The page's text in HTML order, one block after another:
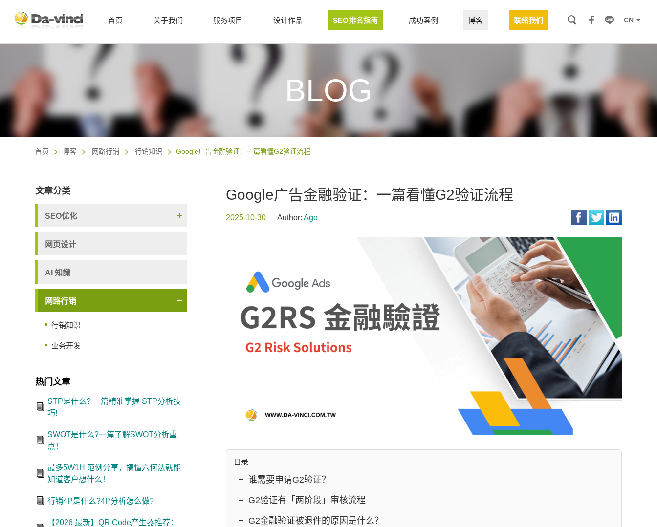
CN
首页 关于我们 服务项目 设计作品 SEO排名指南 成功案例 博客 联络我们
BLOG
首页 博客 网路行销 行销知识 Google广告金融验证：一篇看懂G2验证流程
Google广告金融验证：一篇看懂G2验证流程
2025-10-30 Author: Ago
目录
谁需要申请G2验证？
G2验证有「两阶段」审核流程
G2金融验证被退件的原因是什么？
文章分类
SEO优化
网页设计
AI 知識
网路行销
行销知识
业务开发
热门文章
STP是什么? 一篇精准掌握 STP分析技
巧!
SWOT是什么?一篇了解SWOT分析重
点！
最多5W1H 范例分享，搞懂六何法就能
知道客户想什么！
行销4P是什么?4P分析怎么做?
【2026 最新】QR Code产生器推荐：